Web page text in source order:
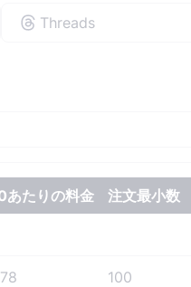
Threads
あたりの料金 注文最小数
100